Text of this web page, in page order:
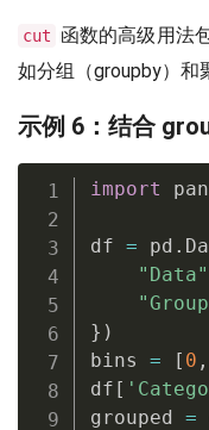
cut
函数的高级用法
如分组（groupby）和
示例 6：结合
import
df = pd .
"Data"
} )
bins = [ 0 ,
df [
grouped =